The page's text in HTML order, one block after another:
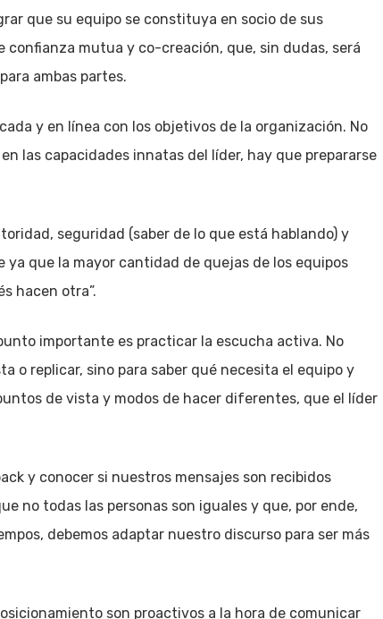
que su equipo se constituya en socio de sus
confianza mutua y co-creación, que, sin dudas, será
ambas partes.
y en línea con los objetivos de la organización. No
las capacidades innatas del líder, hay que prepararse
seguridad (saber de lo que está hablando) y
que la mayor cantidad de quejas de los equipos
hacen otra”.
importante es practicar la escucha activa. No
o replicar, sino para saber qué necesita el equipo y
de vista y modos de hacer diferentes, que el líder
y conocer si nuestros mensajes son recibidos
no todas las personas son iguales y que, por ende,
debemos adaptar nuestro discurso para ser más
son proactivos a la hora de comunicar